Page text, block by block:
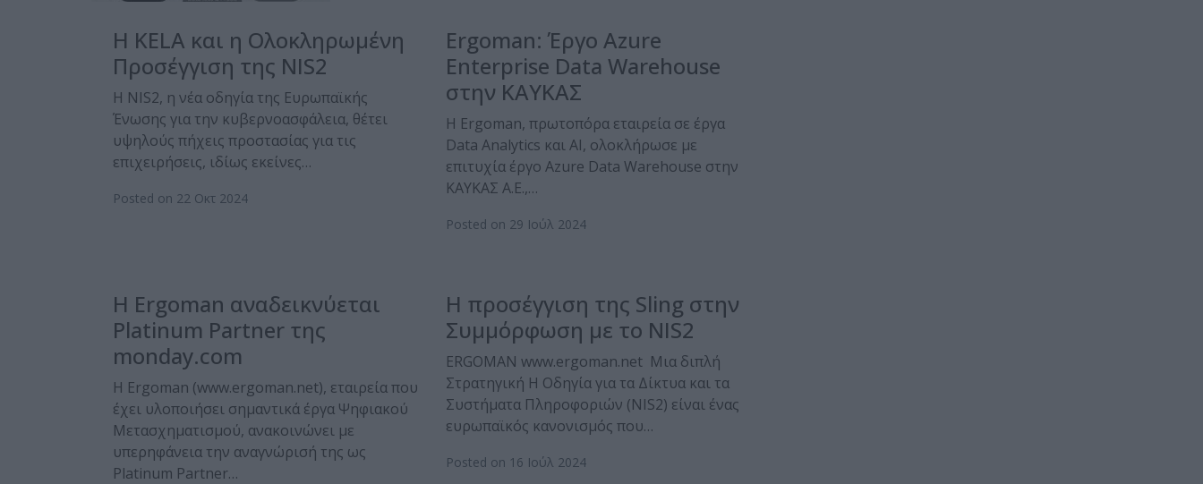
Η KELA και η Ολοκληρωμένη
Προσέγγιση της NIS2
Η NIS2, η νέα οδηγία της Ευρωπαϊκής
Ένωσης για την κυβερνοασφάλεια, θέτει
υψηλούς πήχεις προστασίας για τις
επιχειρήσεις, ιδίως εκείνες…
Posted on 22 Οκτ 2024
Ergoman: Έργο Azure
Enterprise Data Warehouse
στην ΚΑΥΚΑΣ
Η Ergoman, πρωτοπόρα εταιρεία σε έργα
Data Analytics και AI, ολοκλήρωσε με
επιτυχία έργο Azure Data Warehouse στην
ΚΑΥΚΑΣ Α.Ε.,…
Posted on 29 Ιούλ 2024
H Ergoman αναδεικνύεται
Platinum Partner της
monday.com
Η Ergoman (www.ergoman.net), εταιρεία που
έχει υλοποιήσει σημαντικά έργα Ψηφιακού
Μετασχηματισμού, ανακοινώνει με
υπερηφάνεια την αναγνώρισή της ως
Platinum Partner…
Η προσέγγιση της Sling στην
Συμμόρφωση με το NIS2
ERGOMAN www.ergoman.net Μια διπλή
Στρατηγική Η Οδηγία για τα Δίκτυα και τα
Συστήματα Πληροφοριών (NIS2) είναι ένας
ευρωπαϊκός κανονισμός που…
Posted on 16 Ιούλ 2024